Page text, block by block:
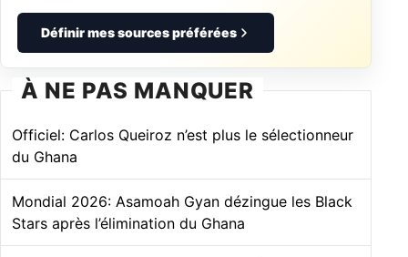
Définir mes sources préférées
À NE PAS MANQUER
Officiel: Carlos Queiroz n’est plus le sélectionneur
du Ghana
Mondial 2026: Asamoah Gyan dézingue les Black
Stars après l’élimination du Ghana